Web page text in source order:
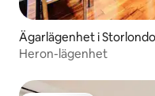
Ägarlägenhet i
Heron-lägenhet